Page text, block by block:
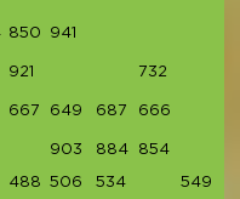
850 941
921 732
667 649 687 666
903 884 854
488 506 534 549